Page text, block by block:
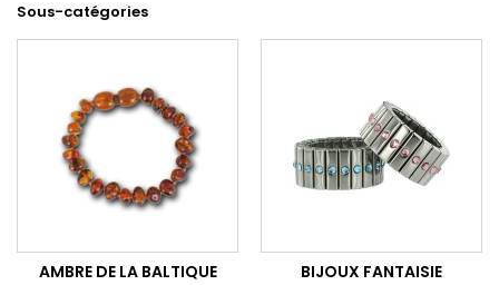
Sous-catégories
AMBRE DE LA BALTIQUE BIJOUX FANTAISIE